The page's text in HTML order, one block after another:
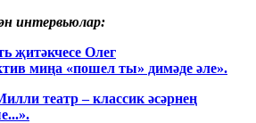
интервьюлар:
җитәкчесе Олег
миңа «пошел ты» димәде әле».
театр – классик әсәрнең